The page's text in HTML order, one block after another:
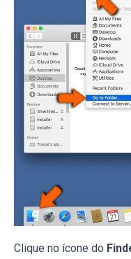
Clique no ícone do